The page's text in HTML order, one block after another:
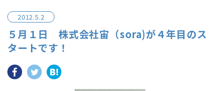
2012.5.2
５月１日 株式会社宙（sora)が４年目のス
タートです！